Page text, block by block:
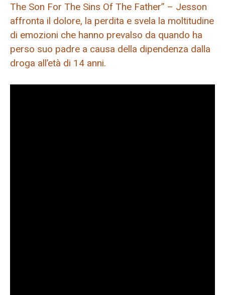
The Son For The Sins Of The Father” – Jesson
affronta il dolore, la perdita e svela la moltitudine
di emozioni che hanno prevalso da quando ha
perso suo padre a causa della dipendenza dalla
droga all’età di 14 anni.